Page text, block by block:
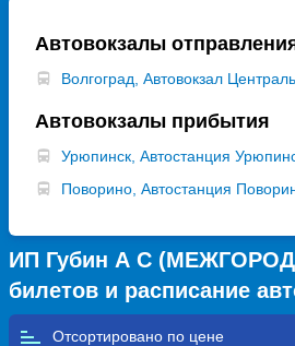
Автовокзалы
Волгоград, Автовокзал
Автовокзалы прибытия
Урюпинск, Автостанция
Поворино, Автостанция
ИП Губин А С
билетов и расписание
Отсортировано по